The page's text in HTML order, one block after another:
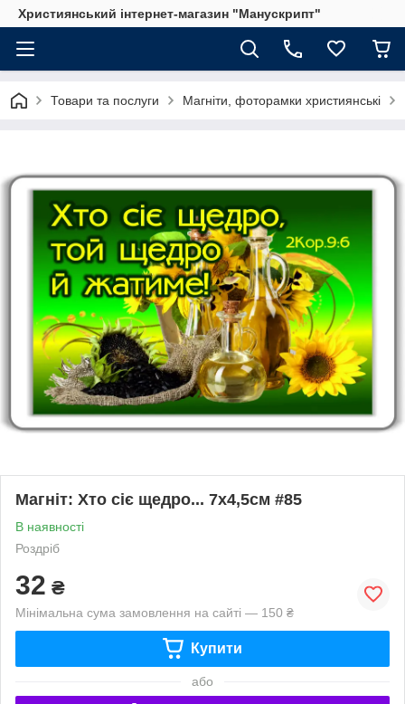
Християнський інтернет-магазин "Манускрипт"
Товари та послуги Магніти, фоторамки християнські
Магніт: Хто сіє щедро... 7х4,5см #85
В наявності
Роздріб
32 ₴
Мінімальна сума замовлення на сайті — 150 ₴
Купити
або